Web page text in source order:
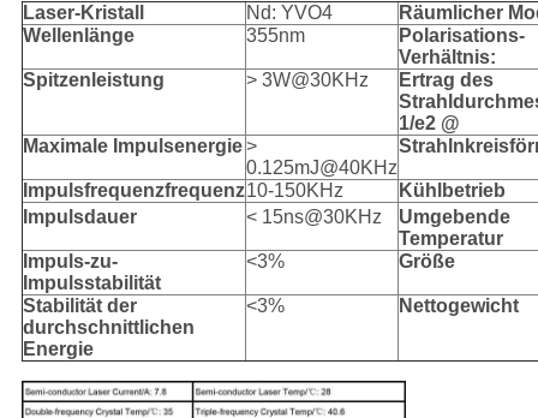
Laser-Kristall
Nd: YVO4
Räumlicher
Wellenlänge
355nm
Polarisations-
Verhältnis:
Spitzenleistung
> 3W@30KHz
Ertrag des
1/e2 @
Maximale Impulsenergie>
0.125mJ@40KHz
Impulsfrequenzfrequenz10-150KHz
Kühlbetrieb
Impulsdauer
< 15ns@30KHz
Umgebende
Temperatur
Impuls-zu-
Impulsstabilität
<3% Größe
Stabilität der
durchschnittlichen
Energie
<3% Nettogewicht